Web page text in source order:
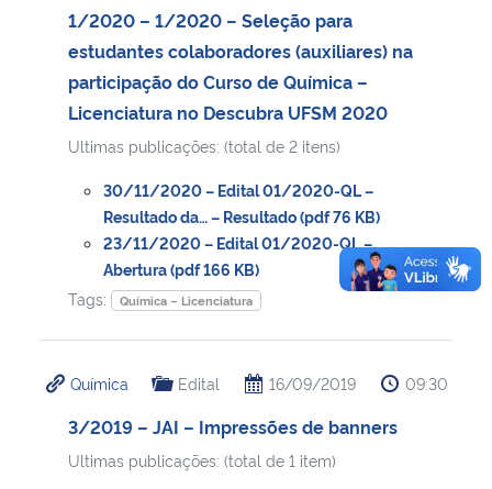
1/2020 – 1/2020 – Seleção para
estudantes colaboradores (auxiliares) na
participação do Curso de Química –
Licenciatura no Descubra UFSM 2020
Ultimas publicações: (total de 2 itens)
30/11/2020 – Edital 01/2020-QL –
Resultado da… – Resultado (pdf 76 KB)
23/11/2020 – Edital 01/2020-QL –
Abertura (pdf 166 KB)
Tags:
Química – Licenciatura
Química Edital 16/09/2019 09:30
3/2019 – JAI – Impressões de banners
Ultimas publicações: (total de 1 item)